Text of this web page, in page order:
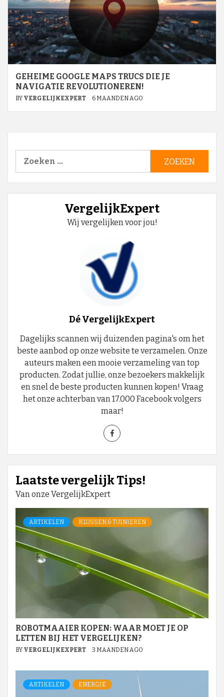
GEHEIME GOOGLE MAPS TRUCS DIE JE
NAVIGATIE REVOLUTIONEREN!
BY VERGELIJKEXPERT 6 MAANDEN AGO
naar:
VergelijkExpert
Wij vergelijken voor jou!
Dé VergelijkExpert
Dagelijks scannen wij duizenden pagina's om het
beste aanbod op onze website te verzamelen. Onze
auteurs maken een mooie verzameling van top
producten. Zodat jullie, onze bezoekers makkelijk
en snel de beste producten kunnen kopen! Vraag
het onze achterban van 17.000 Facebook volgers
maar!
Laatste vergelijk Tips!
Van onze VergelijkExpert
ARTIKELEN KLUSSEN & TUINIEREN
ROBOTMAAIER KOPEN: WAAR MOET JE OP
LETTEN BIJ HET VERGELIJKEN?
BY VERGELIJKEXPERT 3 MAANDEN AGO
ARTIKELEN ENERGIE